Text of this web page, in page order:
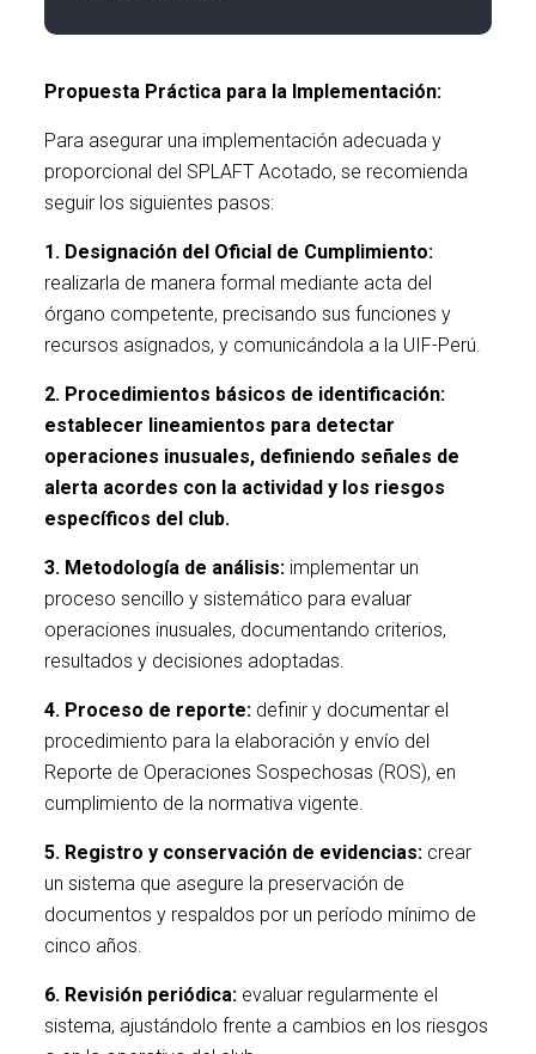
Propuesta Práctica para la Implementación:
Para asegurar una implementación adecuada y
proporcional del SPLAFT Acotado, se recomienda
seguir los siguientes pasos:
1. Designación del Oficial de Cumplimiento:
realizarla de manera formal mediante acta del
órgano competente, precisando sus funciones y
recursos asignados, y comunicándola a la UIF-Perú.
2. Procedimientos básicos de identificación:
establecer lineamientos para detectar
operaciones inusuales, definiendo señales de
alerta acordes con la actividad y los riesgos
específicos del club.
3. Metodología de análisis: implementar un
proceso sencillo y sistemático para evaluar
operaciones inusuales, documentando criterios,
resultados y decisiones adoptadas.
4. Proceso de reporte: definir y documentar el
procedimiento para la elaboración y envío del
Reporte de Operaciones Sospechosas (ROS), en
cumplimiento de la normativa vigente.
5. Registro y conservación de evidencias: crear
un sistema que asegure la preservación de
documentos y respaldos por un período mínimo de
cinco años.
6. Revisión periódica: evaluar regularmente el
sistema, ajustándolo frente a cambios en los riesgos